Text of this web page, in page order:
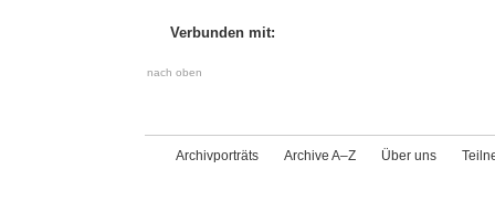
Verbunden mit:
nach oben
Archivporträts Archive A–Z Über uns